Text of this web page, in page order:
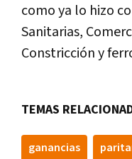
como ya lo hizo
Sanitarias,
Constricción y
TEMAS
ganancias